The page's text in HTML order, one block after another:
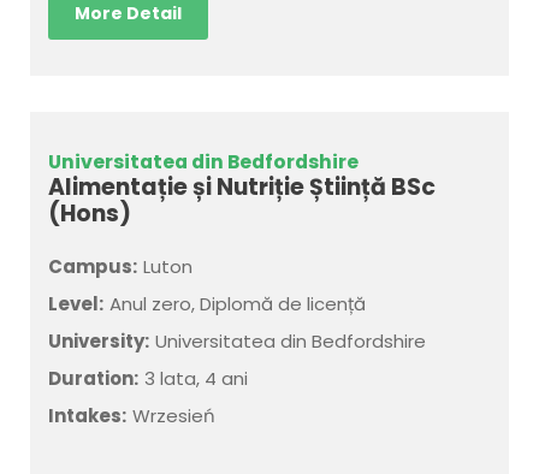
More Detail
Universitatea din Bedfordshire
Alimentație și Nutriție Știință BSc
(Hons)
Campus: Luton
Level: Anul zero, Diplomă de licență
University: Universitatea din Bedfordshire
Duration: 3 lata, 4 ani
Intakes: Wrzesień